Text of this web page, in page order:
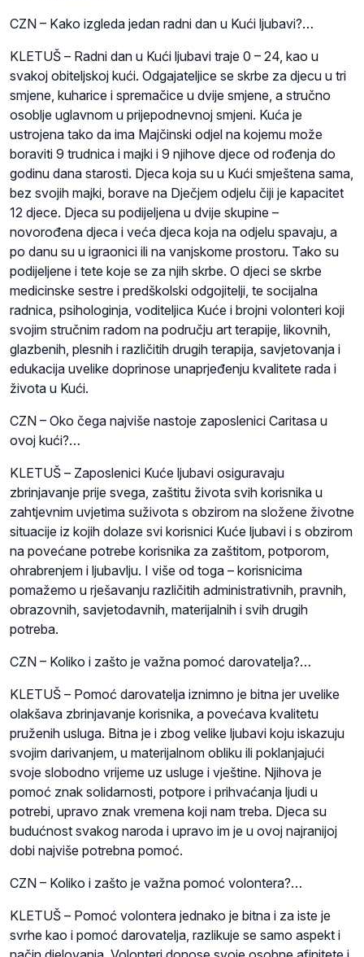
CZN – Kako izgleda jedan radni dan u Kući ljubavi?…
KLETUŠ – Radni dan u Kući ljubavi traje 0 – 24, kao u
svakoj obiteljskoj kući. Odgajateljice se skrbe za djecu u tri
smjene, kuharice i spremačice u dvije smjene, a stručno
osoblje uglavnom u prijepodnevnoj smjeni. Kuća je
ustrojena tako da ima Majčinski odjel na kojemu može
boraviti 9 trudnica i majki i 9 njihove djece od rođenja do
godinu dana starosti. Djeca koja su u Kući smještena sama,
bez svojih majki, borave na Dječjem odjelu čiji je kapacitet
12 djece. Djeca su podijeljena u dvije skupine –
novorođena djeca i veća djeca koja na odjelu spavaju, a
po danu su u igraonici ili na vanjskome prostoru. Tako su
podijeljene i tete koje se za njih skrbe. O djeci se skrbe
medicinske sestre i predškolski odgojitelji, te socijalna
radnica, psihologinja, voditeljica Kuće i brojni volonteri koji
svojim stručnim radom na području art terapije, likovnih,
glazbenih, plesnih i različitih drugih terapija, savjetovanja i
edukacija uvelike doprinose unaprjeđenju kvalitete rada i
života u Kući.
CZN – Oko čega najviše nastoje zaposlenici Caritasa u
ovoj kući?…
KLETUŠ – Zaposlenici Kuće ljubavi osiguravaju
zbrinjavanje prije svega, zaštitu života svih korisnika u
zahtjevnim uvjetima suživota s obzirom na složene životne
situacije iz kojih dolaze svi korisnici Kuće ljubavi i s obzirom
na povećane potrebe korisnika za zaštitom, potporom,
ohrabrenjem i ljubavlju. I više od toga – korisnicima
pomažemo u rješavanju različitih administrativnih, pravnih,
obrazovnih, savjetodavnih, materijalnih i svih drugih
potreba.
CZN – Koliko i zašto je važna pomoć darovatelja?…
KLETUŠ – Pomoć darovatelja iznimno je bitna jer uvelike
olakšava zbrinjavanje korisnika, a povećava kvalitetu
pruženih usluga. Bitna je i zbog velike ljubavi koju iskazuju
svojim darivanjem, u materijalnom obliku ili poklanjajući
svoje slobodno vrijeme uz usluge i vještine. Njihova je
pomoć znak solidarnosti, potpore i prihvaćanja ljudi u
potrebi, upravo znak vremena koji nam treba. Djeca su
budućnost svakog naroda i upravo im je u ovoj najranijoj
dobi najviše potrebna pomoć.
CZN – Koliko i zašto je važna pomoć volontera?…
KLETUŠ – Pomoć volontera jednako je bitna i za iste je
svrhe kao i pomoć darovatelja, razlikuje se samo aspekt i